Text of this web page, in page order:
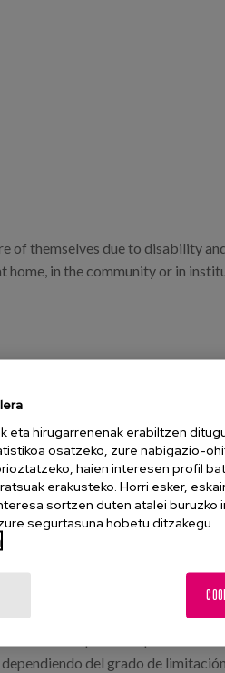
of themselves due to disability
in the community or in
las personas para cuidarse
del grado de
eta hirugarrenenak erabiltzen
osatzeko, zure nabigazio-
haien interesen profil
erakusteko. Horri esker,
sortzen duten atalei buruzko
segurtasuna hobetu ditzakegu.